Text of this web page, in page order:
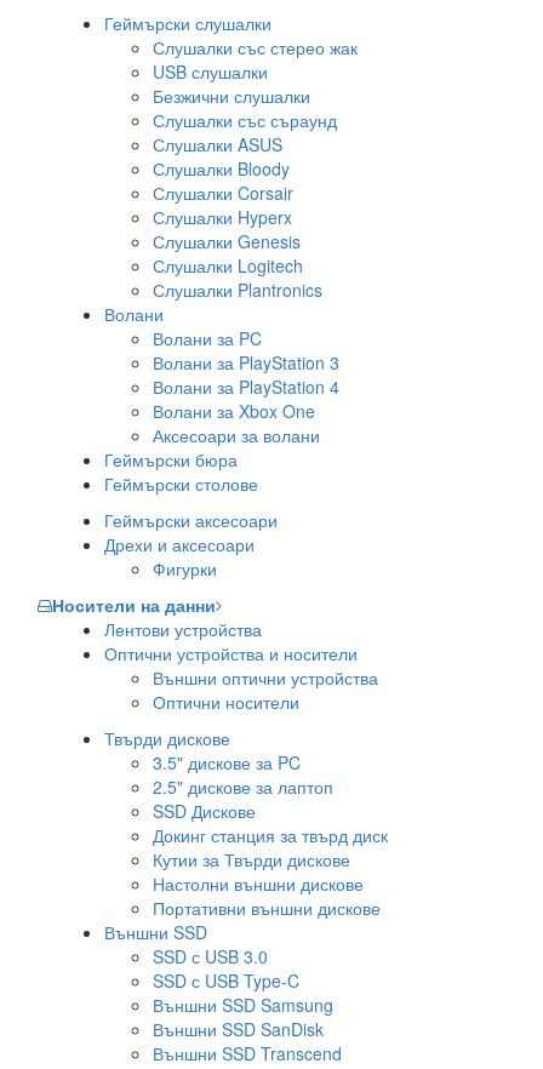
Геймърски слушалки
Слушалки със стерео жак
USB слушалки
Безжични слушалки
Слушалки със съраунд
Слушалки ASUS
Слушалки Bloody
Слушалки Corsair
Слушалки Hyperx
Слушалки Genesis
Слушалки Logitech
Слушалки Plantronics
Волани
Волани за PC
Волани за PlayStation 3
Волани за PlayStation 4
Волани за Xbox One
Аксесоари за волани
Геймърски бюра
Геймърски столове
Геймърски аксесоари
Дрехи и аксесоари
Фигурки
Носители на данни
Лентови устройства
Оптични устройства и носители
Външни оптични устройства
Оптични носители
Твърди дискове
3.5" дискове за PC
2.5" дискове за лаптоп
SSD Дискове
Докинг станция за твърд диск
Кутии за Твърди дискове
Настолни външни дискове
Портативни външни дискове
Външни SSD
SSD с USB 3.0
SSD с USB Type-C
Външни SSD Samsung
Външни SSD SanDisk
Външни SSD Transcend